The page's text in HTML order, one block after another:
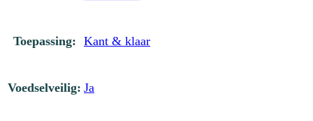
Toepassing: Kant & klaar
Voedselveilig: Ja